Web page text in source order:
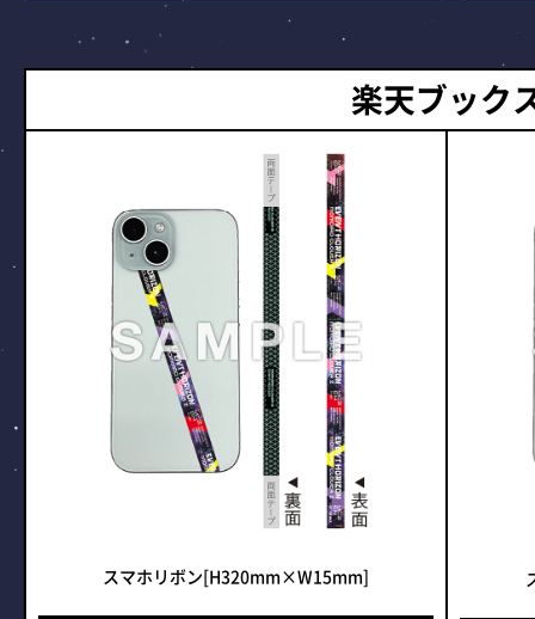
楽天ブック
スマホリボン[H320mm×W15mm]